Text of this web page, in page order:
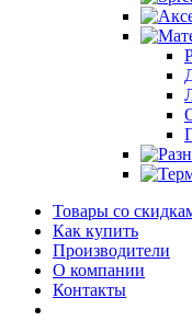
Товары со
Как купить
Производители
О компании
Контакты